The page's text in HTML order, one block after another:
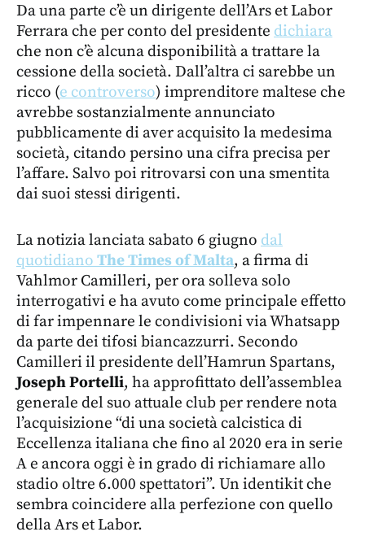
Da una parte c’è un dirigente dell’Ars et Labor
Ferrara che per conto del presidente dichiara
che non c’è alcuna disponibilità a trattare la
cessione della società. Dall’altra ci sarebbe un
ricco (e controverso) imprenditore maltese che
avrebbe sostanzialmente annunciato
pubblicamente di aver acquisito la medesima
società, citando persino una cifra precisa per
l’affare. Salvo poi ritrovarsi con una smentita
dai suoi stessi dirigenti.
La notizia lanciata sabato 6 giugno dal
quotidiano The Times of Malta, a firma di
Vahlmor Camilleri, per ora solleva solo
interrogativi e ha avuto come principale effetto
di far impennare le condivisioni via Whatsapp
da parte dei tifosi biancazzurri. Secondo
Camilleri il presidente dell’Hamrun Spartans,
Joseph Portelli, ha approfittato dell’assemblea
generale del suo attuale club per rendere nota
l’acquisizione “di una società calcistica di
Eccellenza italiana che fino al 2020 era in serie
A e ancora oggi è in grado di richiamare allo
stadio oltre 6.000 spettatori”. Un identikit che
sembra coincidere alla perfezione con quello
della Ars et Labor.